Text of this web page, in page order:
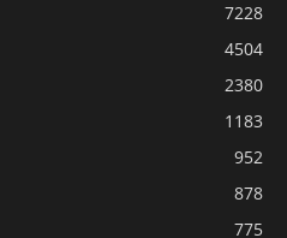
7228
4504
2380
1183
952
878
775